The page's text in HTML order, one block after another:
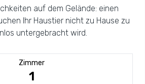
auf dem Gelände: einen
Ihr Haustier nicht zu Hause zu
untergebracht wird.
Zimmer
1